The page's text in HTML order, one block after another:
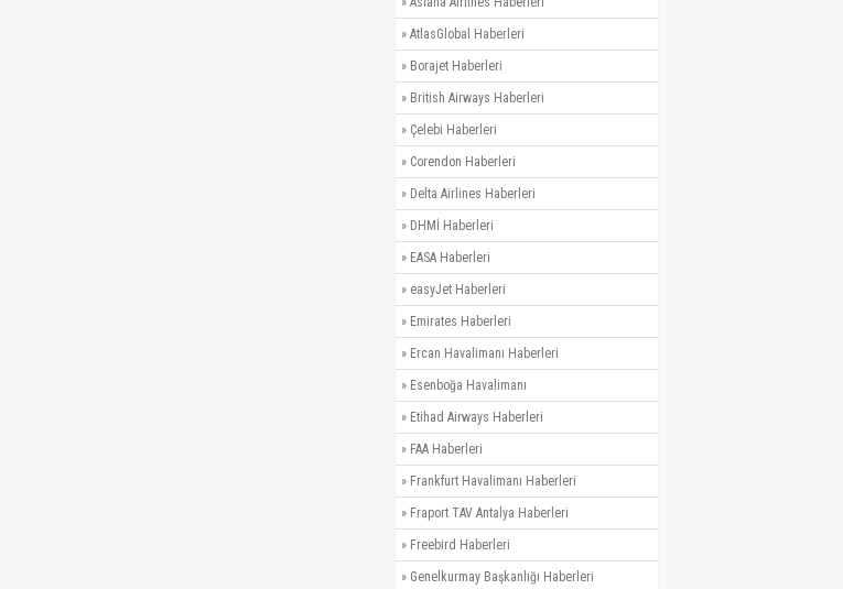
» AtlasGlobal Haberleri
» Borajet Haberleri
» British Airways Haberleri
» Çelebi Haberleri
» Corendon Haberleri
» Delta Airlines Haberleri
» DHMİ Haberleri
» EASA Haberleri
» easyJet Haberleri
» Emirates Haberleri
» Ercan Havalimanı Haberleri
» Esenboğa Havalimanı
» Etihad Airways Haberleri
» FAA Haberleri
» Frankfurt Havalimanı Haberleri
» Fraport TAV Antalya Haberleri
» Freebird Haberleri
» Genelkurmay Başkanlığı Haberleri